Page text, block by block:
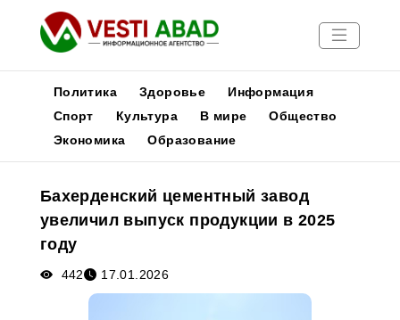
Новости
Медиа
Афиша
Политика Здоровье
Информация
Спорт
Культура В мире
Общество
Экономика
Образование
Бахерденский цементный завод
увеличил выпуск продукции в 2025
году
442 17.01.2026